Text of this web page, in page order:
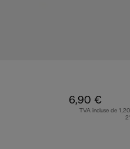
6,90 €
TVA incluse de